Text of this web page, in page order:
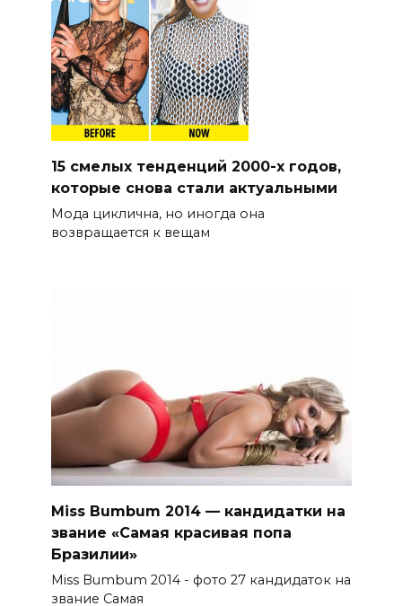
15 смелых тенденций 2000-х годов,
которые снова стали актуальными
Мода циклична, но иногда она
возвращается к вещам
Miss Bumbum 2014 — кандидатки на
звание «Самая красивая попа
Бразилии»
Miss Bumbum 2014 - фото 27 кандидаток на
звание Самая